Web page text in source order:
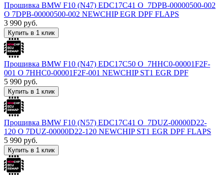
Прошивка BMW F10 (N47) EDC17C41 O_7DPB-00000500-002
O 7DPB-00000500-002 NEWCHIP EGR DPF FLAPS
3 990 руб.
Купить в 1 клик
Прошивка BMW F10 (N47) EDC17C50 O_7HHC0-00001F2F-
001 O 7HHC0-00001F2F-001 NEWCHIP ST1 EGR DPF
5 990 руб.
Купить в 1 клик
Прошивка BMW F10 (N57) EDC17C41 O_7DUZ-00000D22-
120 O 7DUZ-00000D22-120 NEWCHIP ST1 EGR DPF FLAPS
5 990 руб.
Купить в 1 клик